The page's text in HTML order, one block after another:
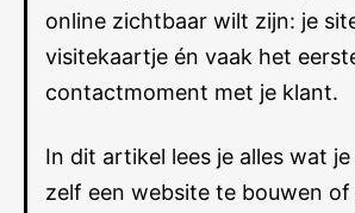
online zichtbaar wilt zijn: je
visitekaartje én vaak het
contactmoment met je klant.
In dit artikel lees je alles wat
zelf een website te bouwen